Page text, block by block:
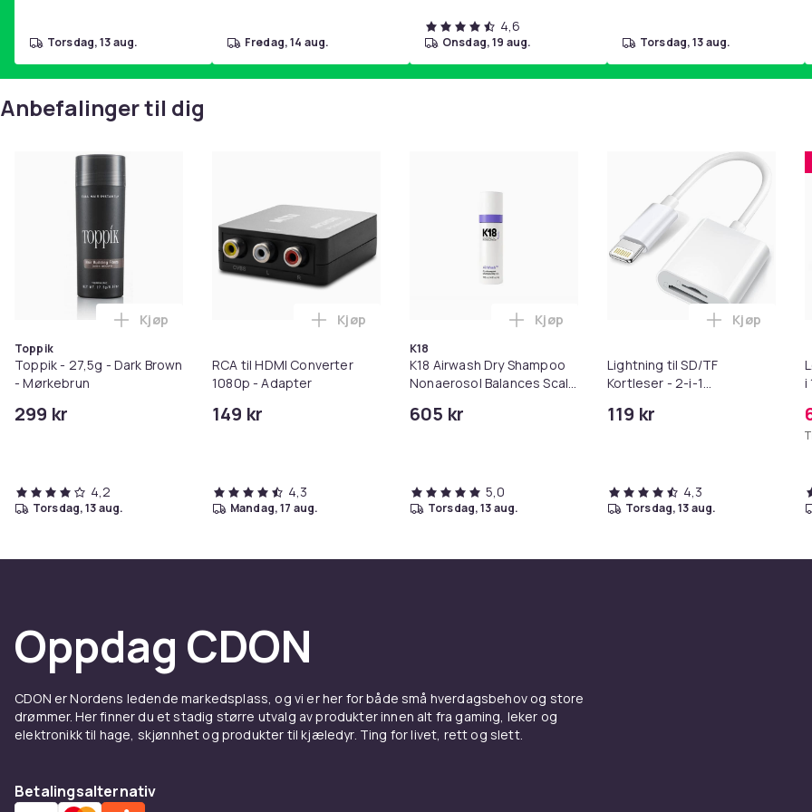
torsdag, 13 aug. fredag, 14 aug.
4,6
onsdag, 19 aug. torsdag, 13 aug.
Anbefalinger til dig
Toppik
Toppik - 27,5g - Dark Brown
- Mørkebrun
299 kr
Legg Toppik - 27,5g - Dark Brown - Mørkebrun i handlekurven
Kjøp
4,2
torsdag, 13 aug.
RCA til HDMI Converter
1080p - Adapter
149 kr
Legg RCA til HDMI Converter 1080p - Adapter i handlekurven
Kjøp
4,3
mandag, 17 aug.
K18
K18 Airwash Dry Shampoo
Nonaerosol Balances Scalp
605 kr
Legg K18 Airwash Dry Shampoo
Kjøp
5,0
torsdag, 13 aug.
Lightning til SD/TF
Kortleser - 2-i-1
iPhone/iPad
119 kr
Legg
Kjøp
4,3
torsdag, 13 aug.
i
Oppdag CDON
CDON er Nordens ledende markedsplass, og vi er her for både små hverdagsbehov og store
drømmer. Her finner du et stadig større utvalg av produkter innen alt fra gaming, leker og
elektronikk til hage, skjønnhet og produkter til kjæledyr. Ting for livet, rett og slett.
Betalingsalternativ